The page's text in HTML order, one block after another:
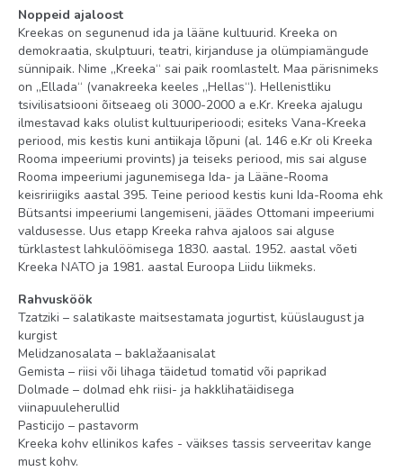
minikülmik (pudel vett saabumisel)
vann või dušš
televiisor: olemas
Territoorium
nõupidamisruum (kuni 40 inimesele)
kauplus
baarid: 2 (lobby-baar ja snack-baar)
restoranid: 1
rannarätikud basseini ääres: tasuta
parkla olemas
basseinid: 1 (mereveega)
Wi-Fi tasuta
päikesevarjud ja lamamistoolid basseini ääres: tasuta
Meelelahutus ja sport
saun tasuline
Noppeid ajaloost
Kreekas on segunenud ida ja lääne kultuurid. Kreeka on
demokraatia, skulptuuri, teatri, kirjanduse ja olümpiamängude
sünnipaik. Nime „Kreeka“ sai paik roomlastelt. Maa pärisnimeks
on „Ellada“ (vanakreeka keeles „Hellas“). Hellenistliku
tsivilisatsiooni õitseaeg oli 3000-2000 a e.Kr. Kreeka ajalugu
ilmestavad kaks olulist kultuuriperioodi; esiteks Vana-Kreeka
periood, mis kestis kuni antiikaja lõpuni (al. 146 e.Kr oli Kreeka
Rooma impeeriumi provints) ja teiseks periood, mis sai alguse
Rooma impeeriumi jagunemisega Ida- ja Lääne-Rooma
keisririigiks aastal 395. Teine periood kestis kuni Ida-Rooma ehk
Bütsantsi impeeriumi langemiseni, jäädes Ottomani impeeriumi
valdusesse. Uus etapp Kreeka rahva ajaloos sai alguse
türklastest lahkulöömisega 1830. aastal. 1952. aastal võeti
Kreeka NATO ja 1981. aastal Euroopa Liidu liikmeks.
Rahvusköök
Tzatziki – salatikaste maitsestamata jogurtist, küüslaugust ja
kurgist
Melidzanosalata – baklažaanisalat
Gemista – riisi või lihaga täidetud tomatid või paprikad
Dolmade – dolmad ehk riisi- ja hakklihatäidisega
viinapuuleherullid
Pasticijo – pastavorm
Kreeka kohv ellinikos kafes - väikses tassis serveeritav kange
must kohv.